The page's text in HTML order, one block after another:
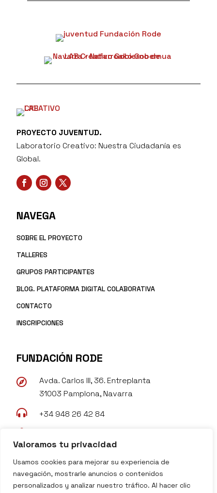
Valoramos tu privacidad
Usamos cookies para mejorar su experiencia de
navegación, mostrarle anuncios o contenidos
personalizados y analizar nuestro tráfico. Al hacer clic
PROYECTO JUVENTUD.
Laboratorio Creativo: Nuestra Ciudadanía es
Global.
NAVEGA
SOBRE EL PROYECTO
TALLERES
GRUPOS PARTICIPANTES
BLOG. PLATAFORMA DIGITAL COLABORATIVA
CONTACTO
INSCRIPCIONES
FUNDACIÓN RODE

Avda. Carlos III, 36. Entreplanta
31003 Pamplona, Navarra
 +34 948 26 42 84